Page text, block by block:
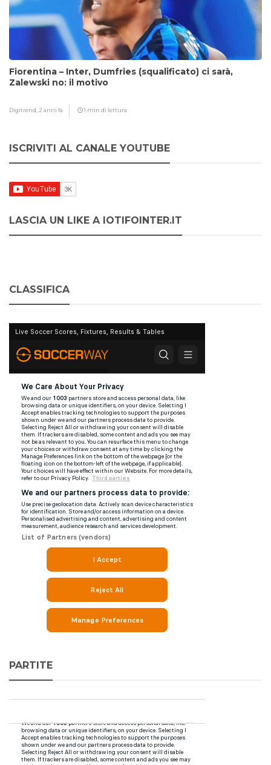
Fiorentina – Inter, Dumfries (squalificato) ci sarà,
Zalewski no: il motivo
Digitrend, 2 anni fa 1 min di lettura
ISCRIVITI AL CANALE YOUTUBE
LASCIA UN LIKE A IOTIFOINTER.IT
CLASSIFICA
PARTITE